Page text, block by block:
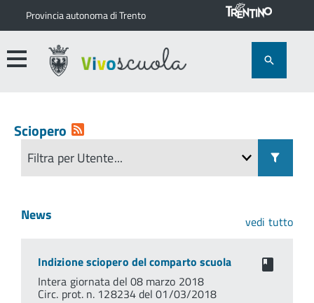
Provincia autonoma di Trento
Sciopero
News vedi tutto
Indizione sciopero del comparto scuola
Intera giornata del 08 marzo 2018
Circ. prot. n. 128234 del 01/03/2018